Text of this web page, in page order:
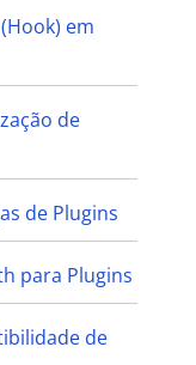
em
de
de Plugins
para Plugins
de